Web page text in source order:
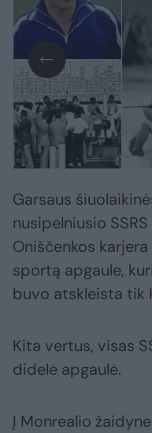
Garsaus
nusipelniusio
Oniščenkos
sportą apgaule,
buvo atskleista tik
Kita vertus, visas
didelė apgaulė.
Į Monrealio